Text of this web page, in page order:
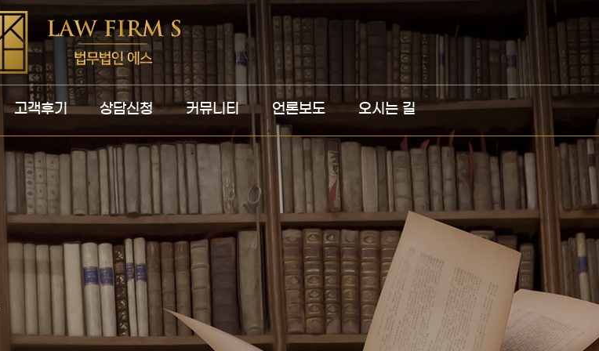
고객후기 상담신청 커뮤니티 언론보도 오시는 길